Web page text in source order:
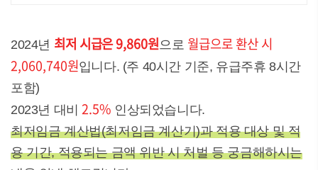
2024년 최저 시급은 9,860원으로 월급으로 환산 시
2,060,740원입니다. (주 40시간 기준, 유급주휴 8시간
포함)
2023년 대비2.5% 인상되었습니다.
최저임금 계산법(최저임금 계산기)과 적용 대상 및 적
용 기간, 적용되는 금액 위반 시 처벌 등 궁금해하시는